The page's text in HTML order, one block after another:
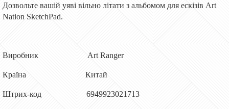
Дозвольте вашій уяві вільно літати з альбомом для ескізів Art
Nation SketchPad.
Виробник Art Ranger
Країна Китай
Штрих-код 6949923021713